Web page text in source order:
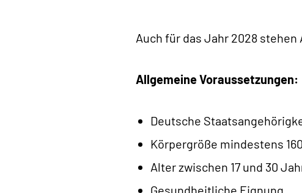
Auch für das Jahr 2028
Allgemeine Voraussetzungen:
Deutsche
Körpergröße mindestens
Alter zwischen 17 und 30